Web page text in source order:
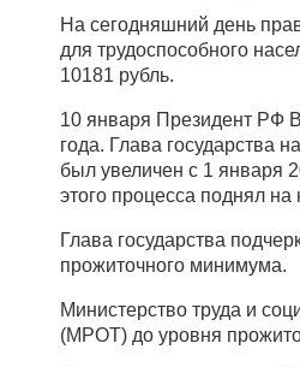
На сегодняшний день
для трудоспособного
10181 рубль.
10 января Президент РФ
года. Глава государства
был увеличен с 1 января
этого процесса поднял
Глава государства
прожиточного минимума.
Министерство труда и
(МРОТ) до уровня